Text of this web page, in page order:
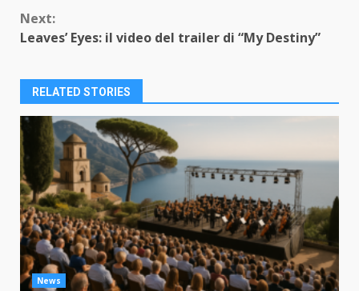
Next:
Leaves’ Eyes: il video del trailer di “My Destiny”
RELATED STORIES
News